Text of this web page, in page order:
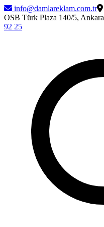
info@damlareklam.com.tr
OSB Türk Plaza 140/5, Ankara
92 25